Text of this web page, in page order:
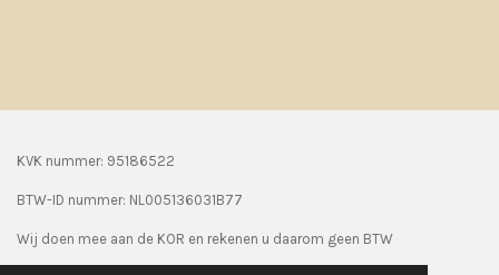
KVK nummer: 95186522
BTW-ID nummer: NL005136031B77
Wij doen mee aan de KOR en rekenen u daarom geen BTW